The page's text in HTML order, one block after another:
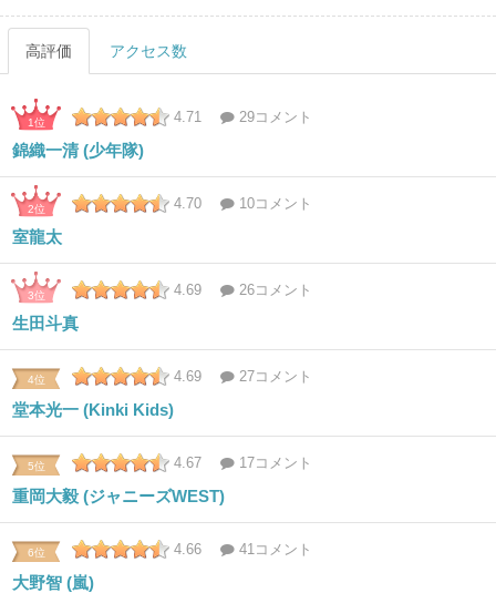
高評価 アクセス数
1位 4.71 29コメント
錦織一清 (少年隊)
2位 4.70 10コメント
室龍太
3位 4.69 26コメント
生田斗真
4位 4.69 27コメント
堂本光一 (Kinki Kids)
5位 4.67 17コメント
重岡大毅 (ジャニーズWEST)
6位 4.66 41コメント
大野智 (嵐)